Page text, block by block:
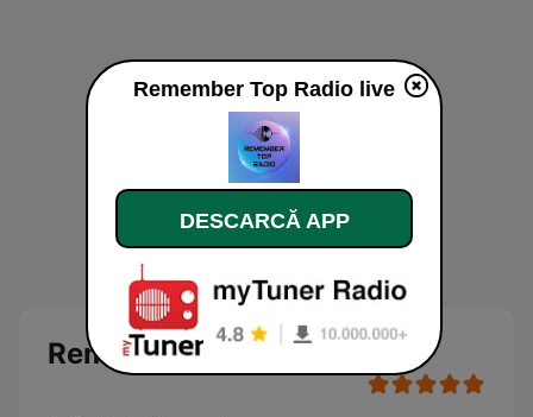
Remember Top Radio
Remember Top Radio live
DESCARCĂ APP